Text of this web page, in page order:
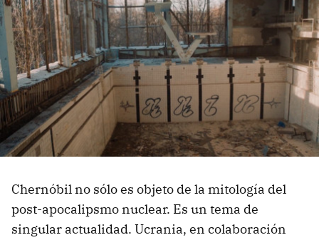
Chernóbil no sólo es objeto de la mitología del
post-apocalipsmo nuclear. Es un tema de
singular actualidad. Ucrania, en colaboración